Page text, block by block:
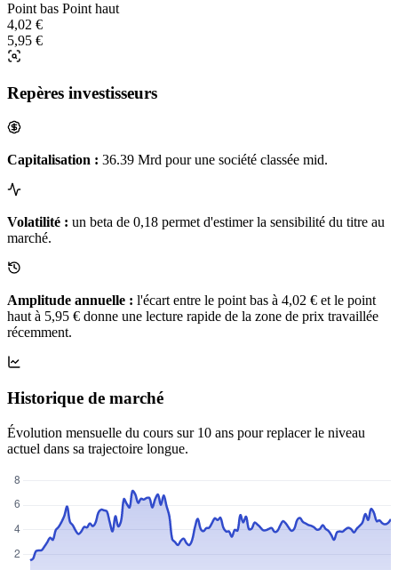
Point bas Point haut
4,02 €
5,95 €
Repères investisseurs
Capitalisation : 36.39 Mrd pour une société classée mid.
Volatilité : un beta de 0,18 permet d'estimer la sensibilité du titre au
marché.
Amplitude annuelle : l'écart entre le point bas à 4,02 € et le point
haut à 5,95 € donne une lecture rapide de la zone de prix travaillée
récemment.
Historique de marché
Évolution mensuelle du cours sur 10 ans pour replacer le niveau
actuel dans sa trajectoire longue.